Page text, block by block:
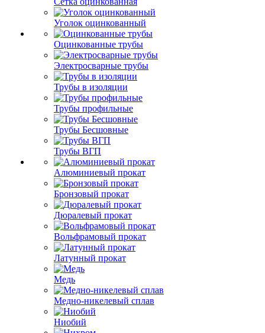
Уголок оцинкованный
Оцинкованные трубы
Электросварные трубы
Трубы в изоляции
Трубы профильные
Трубы Бесшовные
Трубы ВГП
Алюминиевый прокат
Бронзовый прокат
Дюралевый прокат
Вольфрамовый прокат
Латунный прокат
Медь
Медно-никелевый сплав
Ниобий